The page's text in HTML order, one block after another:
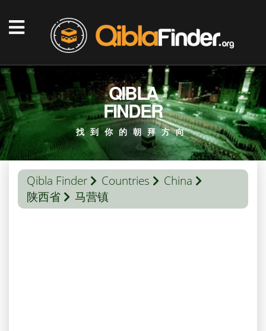
QIBLA
FINDER
找到你的朝拜方向
Qibla Finder Countries
China
陕西省
马营镇